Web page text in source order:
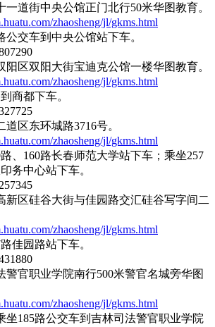
道街中央公馆正门北行50米华图教育。
zhaosheng/jl/gkms.html
公交车到中央公馆站下车。
阳区双阳大街宝迪克公馆一楼华图教育。
zhaosheng/jl/gkms.html
商都下车。
区东环城路3716号。
zhaosheng/jl/gkms.html
、160路长春师范大学站下车；乘坐257
务中心站下车。
新区硅谷大街与佳园路交汇硅谷写字间二
zhaosheng/jl/gkms.html
佳园路站下车。
警官职业学院南行500米警官名城旁华图
zhaosheng/jl/gkms.html
坐185路公交车到吉林司法警官职业学院